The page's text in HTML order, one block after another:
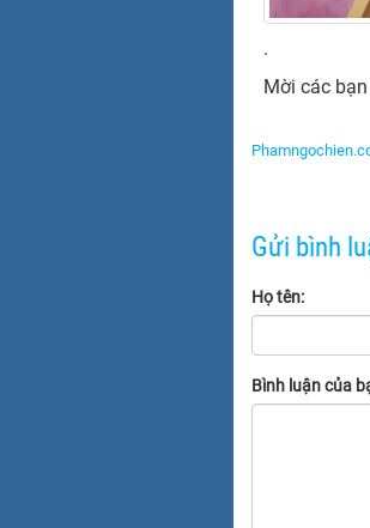
.
Mời các
Gửi bình
Họ tên:
Bình luận của